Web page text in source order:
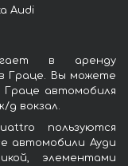
Audi
в аренду
Граце. Вы можете
Граце автомобиля
д вокзал.
пользуются
автомобили Ауди
элементами